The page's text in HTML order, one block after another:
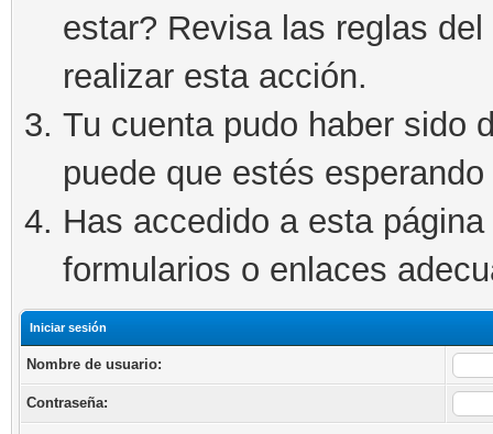
estar? Revisa las reglas
realizar esta acción.
Tu cuenta pudo haber sido
puede que estés
Has accedido a esta
formularios o enlaces
Iniciar sesión
Nombre de usuario:
Contraseña: